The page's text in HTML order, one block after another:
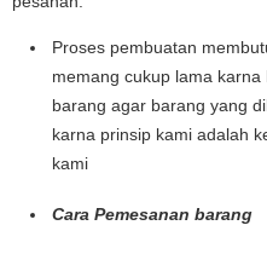
Proses pembuatan
memang cukup lama
barang agar barang yang
karna prinsip kami adalah
kami
Cara Pemesanan barang